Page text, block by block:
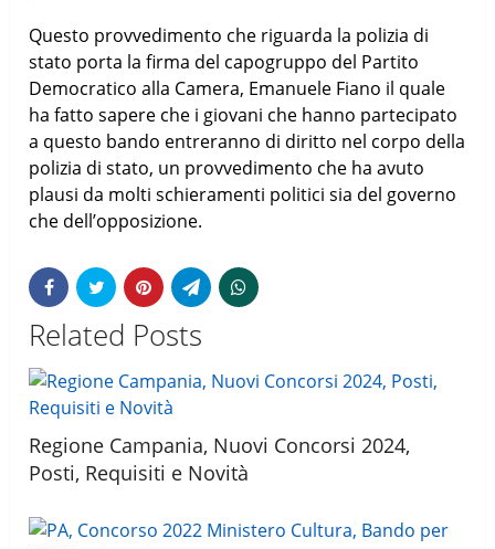
Questo provvedimento che riguarda la polizia di
stato porta la firma del capogruppo del Partito
Democratico alla Camera, Emanuele Fiano il quale
ha fatto sapere che i giovani che hanno partecipato
a questo bando entreranno di diritto nel corpo della
polizia di stato, un provvedimento che ha avuto
plausi da molti schieramenti politici sia del governo
che dell’opposizione.
Related Posts
Regione Campania, Nuovi Concorsi 2024,
Posti, Requisiti e Novità